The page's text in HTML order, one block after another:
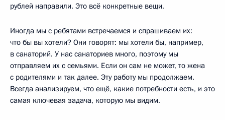
рублей направили. Это всё конкретные вещи.
Иногда мы с ребятами встречаемся и спрашиваем их:
что бы вы хотели? Они говорят: мы хотели бы, например,
в санаторий. У нас санаториев много, поэтому мы
отправляем их с семьями. Если он сам не может, то жена
с родителями и так далее. Эту работу мы продолжаем.
Всегда анализируем, что ещё, какие потребности есть, и это
самая ключевая задача, которую мы видим.